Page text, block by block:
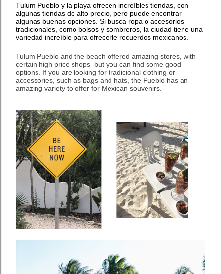
Tulum Pueblo y la playa ofrecen increíbles tiendas, con
algunas tiendas de alto precio, pero puede encontrar
algunas buenas opciones. Si busca ropa o accesorios
tradicionales, como bolsos y sombreros, la ciudad tiene una
variedad increíble para ofrecerle recuerdos mexicanos.
Tulum Pueblo and the beach offered amazing stores, with
certain high price shops but you can find some good
options. If you are looking for tradicional clothing or
accessories, such as bags and hats, the Pueblo has an
amazing variety to offer for Mexican souvenirs.